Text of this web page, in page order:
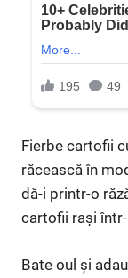
Fierbe cartofii
răcească în
dă-i printr-o
cartofii rași
Bate oul și